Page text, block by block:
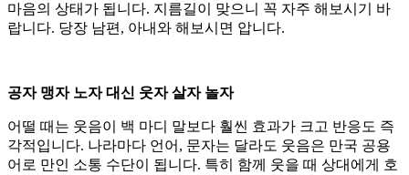
마음의 상태가 됩니다. 지름길이 맞으니 꼭 자주 해보시기 바
랍니다. 당장 남편, 아내와 해보시면 압니다.
공자 맹자 노자 대신 웃자 살자 놀자
어떨 때는 웃음이 백 마디 말보다 훨씬 효과가 크고 반응도 즉
각적입니다. 나라마다 언어, 문자는 달라도 웃음은 만국 공용
어로 만인 소통 수단이 됩니다. 특히 함께 웃을 때 상대에게 호